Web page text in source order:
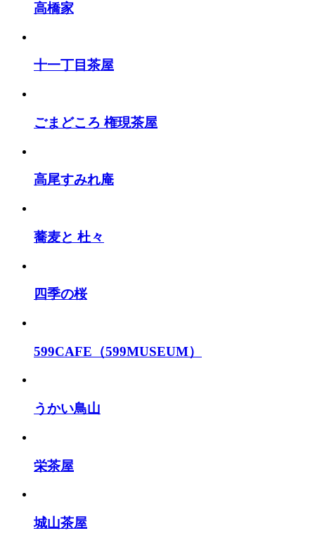
高橋家
十一丁目茶屋
ごまどころ 権現茶屋
高尾すみれ庵
蕎麦と 杜々
四季の桜
599CAFE（599MUSEUM）
うかい鳥山
栄茶屋
城山茶屋